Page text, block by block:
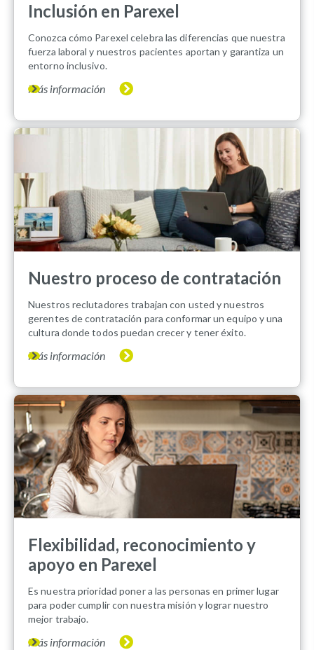
Inclusión en Parexel
Conozca cómo Parexel celebra las diferencias que nuestra
fuerza laboral y nuestros pacientes aportan y garantiza un
entorno inclusivo.
Más información
Nuestro proceso de contratación
Nuestros reclutadores trabajan con usted y nuestros
gerentes de contratación para conformar un equipo y una
cultura donde todos puedan crecer y tener éxito.
Más información
Flexibilidad, reconocimiento y
apoyo en Parexel
Es nuestra prioridad poner a las personas en primer lugar
para poder cumplir con nuestra misión y lograr nuestro
mejor trabajo.
Más información